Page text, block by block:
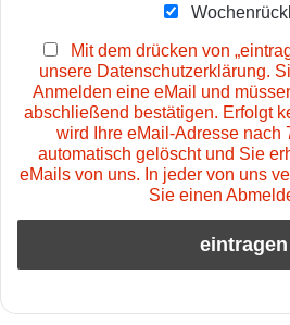
Mit dem drücken von
unsere Datenschutzerklärung.
Anmelden eine eMail und
abschließend bestätigen. Erfolgt
wird Ihre eMail-Adresse nach
automatisch gelöscht und Sie
eMails von uns. In jeder von uns
Sie einen